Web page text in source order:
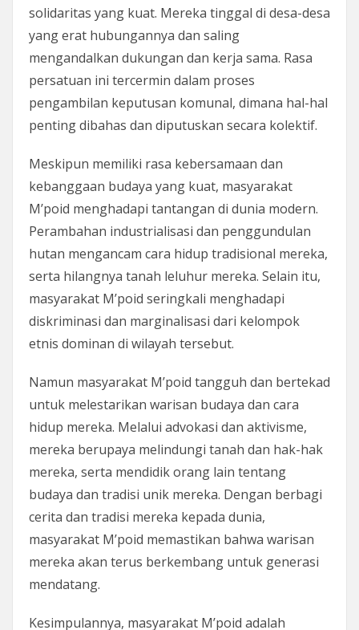
solidaritas yang kuat. Mereka tinggal di desa-desa
yang erat hubungannya dan saling
mengandalkan dukungan dan kerja sama. Rasa
persatuan ini tercermin dalam proses
pengambilan keputusan komunal, dimana hal-hal
penting dibahas dan diputuskan secara kolektif.
Meskipun memiliki rasa kebersamaan dan
kebanggaan budaya yang kuat, masyarakat
M’poid menghadapi tantangan di dunia modern.
Perambahan industrialisasi dan penggundulan
hutan mengancam cara hidup tradisional mereka,
serta hilangnya tanah leluhur mereka. Selain itu,
masyarakat M’poid seringkali menghadapi
diskriminasi dan marginalisasi dari kelompok
etnis dominan di wilayah tersebut.
Namun masyarakat M’poid tangguh dan bertekad
untuk melestarikan warisan budaya dan cara
hidup mereka. Melalui advokasi dan aktivisme,
mereka berupaya melindungi tanah dan hak-hak
mereka, serta mendidik orang lain tentang
budaya dan tradisi unik mereka. Dengan berbagi
cerita dan tradisi mereka kepada dunia,
masyarakat M’poid memastikan bahwa warisan
mereka akan terus berkembang untuk generasi
mendatang.
Kesimpulannya, masyarakat M’poid adalah